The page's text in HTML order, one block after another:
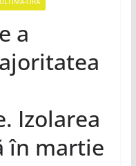
a
Izolarea
în martie